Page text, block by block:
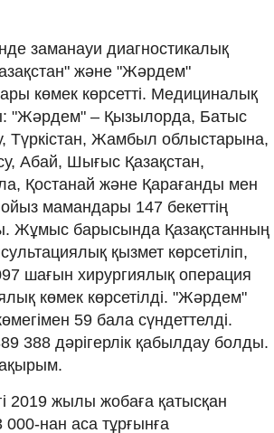
заманауи диагностикалық
және "Жәрдем"
көмек көрсетті. Медициналық
"Жәрдем" – Қызылорда, Батыс
Түркістан, Жамбыл облыстарына,
Абай, Шығыс Қазақстан,
Қостанай және Қарағанды мен
мамандары 147 бекеттің
Жұмыс барысында Қазақстанның
қызмет көрсетіліп,
шағын хирургиялық операция
көмек көрсетілді. "Жәрдем"
59 бала сүндеттелді.
388 дәрігерлік қабылдау болды.
2019 жылы жобаға қатысқан
нан аса тұрғынға